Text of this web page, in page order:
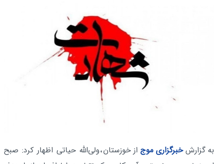
به گزارشخبرگزاری موج از خوزستان،ولی‌الله حیاتی اظهار کرد: صبح